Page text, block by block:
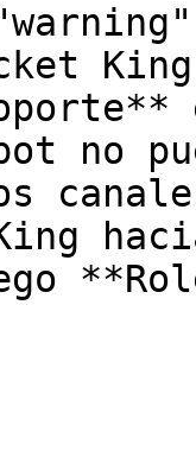
King
no